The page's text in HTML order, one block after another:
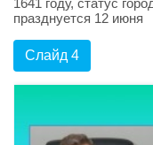
празднуется 12 июня
Слайд 4